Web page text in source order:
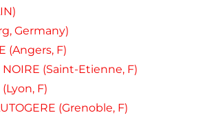
Germany)
(Angers, F)
NOIRE (Saint-Etienne, F)
F)
(Grenoble, F)